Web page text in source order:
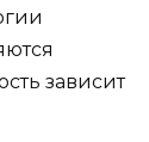
зависит